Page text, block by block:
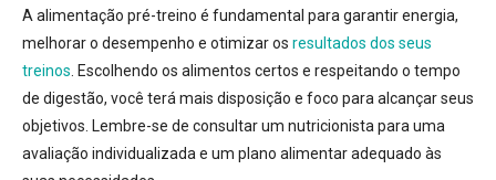
A alimentação pré-treino é fundamental para garantir energia,
melhorar o desempenho e otimizar os resultados dos seus
treinos. Escolhendo os alimentos certos e respeitando o tempo
de digestão, você terá mais disposição e foco para alcançar seus
objetivos. Lembre-se de consultar um nutricionista para uma
avaliação individualizada e um plano alimentar adequado às